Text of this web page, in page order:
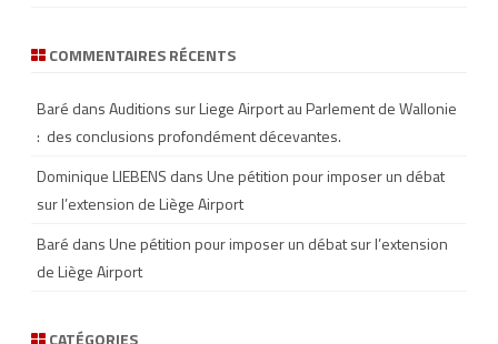
COMMENTAIRES RÉCENTS
Baré dansAuditions sur Liege Airport au Parlement de Wallonie
: des conclusions profondément décevantes.
Dominique LIEBENS dansUne pétition pour imposer un débat
sur l’extension de Liège Airport
Baré dansUne pétition pour imposer un débat sur l’extension
de Liège Airport
CATÉGORIES